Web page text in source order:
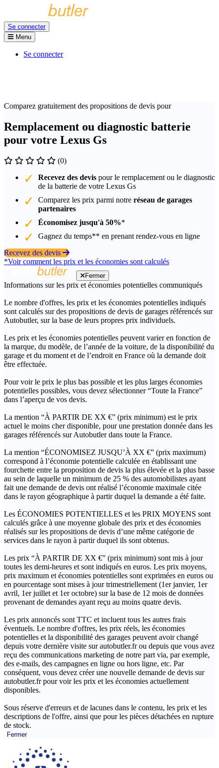
Se connecter
Menu
Se connecter
Comparez gratuitement des propositions de devis pour
Remplacement ou diagnostic batterie
pour votre Lexus Gs
(0)
Recevez des devis pour le remplacement ou le diagnostic
de la batterie de votre Lexus Gs
Comparez les prix parmi notre réseau de garages
partenaires
Économisez jusqu'à 50%*
Gagnez du temps** en prenant rendez-vous en ligne
Recevez des devis
*Voir comment les prix et les économies sont calculés
Fermer
Informations sur les prix et économies potentielles communiqués
Le nombre d'offres, les prix et les économies potentielles indiqués
sont calculés sur des propositions de devis de garages référencés sur
Autobutler, sur la base de leurs propres prix individuels.
Les prix et les économies potentielles peuvent varier en fonction de
la marque, du modèle, de l’année de la voiture, de la disponibilité du
garage et du moment et de l’endroit en France où la demande doit
être effectuée.
Pour voir le prix le plus bas possible et les plus larges économies
potentielles possibles, vous devez sélectionner “Toute la France”
dans l’aperçu de vos devis.
La mention “À PARTIR DE XX €” (prix minimum) est le prix
actuel le moins cher disponible, pour une prestation donnée dans les
garages référencés sur Autobutler dans toute la France.
La mention “ÉCONOMISEZ JUSQU’À XX €” (prix maximum)
correspond à l’économie potentielle calculée en établissant une
fourchette entre la proposition de devis la plus élevée et la plus basse
au sein de laquelle un minimum de 25 % des automobilistes ayant
fait une demande de devis ont réalisé l’économie maximale citée
dans le rayon géographique à partir duquel la demande a été faite.
Les ÉCONOMIES POTENTIELLES et les PRIX MOYENS sont
calculés grâce à une moyenne globale des prix et des économies
réalisés sur les propositions de devis d’une même catégorie de
services dans le rayon à partir duquel ils sont obtenus.
Les prix “À PARTIR DE XX €” (prix minimum) sont mis à jour
toutes les demi-heures et sont indiqués en euros. Les prix moyens,
prix maximum et économies potentielles sont exprimées en euros ou
en pourcentage sont mises à jour trimestriellement (1er janvier, 1er
avril, 1er juillet et 1er octobre) sur la base de 12 mois de données
provenant de demandes ayant reçu au moins quatre devis.
Les prix annoncés sont TTC et incluent tous les autres frais
éventuels. Le nombre d'offres, les prix réels, les économies
potentielles et la disponibilité des garages peuvent avoir changé
depuis votre dernière visite sur autobutler.fr ou depuis que vous avez
reçu des communications marketing de notre part via, par exemple,
des e-mails, des campagnes en ligne ou hors ligne, etc. Par
conséquent, vous devez créer une nouvelle demande de devis sur
autobutler.fr pour voir les prix et les économies actuellement
disponibles.
Sous réserve d'erreurs et de lacunes dans le contenu, les prix et les
descriptions de l'offre, ainsi que pour les pièces détachées en rupture
de stock.
Fermer